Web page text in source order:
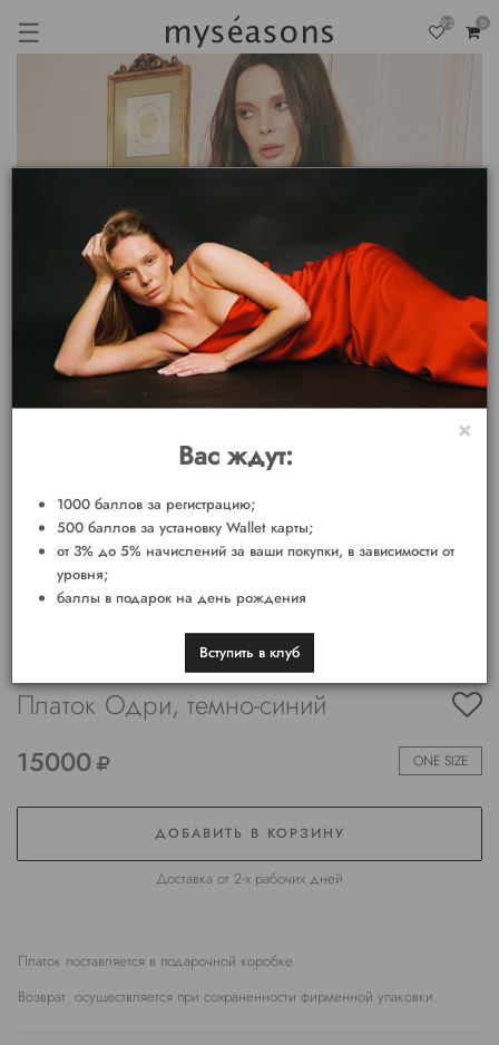
☰ 92 0
Платок Одри, темно-синий
15000 ONE SIZE
ДОБАВИТЬ В КОРЗИНУ
Доставка от 2-х рабочих дней
Платок поставляется в подарочной коробке.
Возврат осуществляется при сохраненности фирменной упаковки.
×
Вас ждут:
1000 баллов за регистрацию;
500 баллов за установку Wallet карты;
от 3% до 5% начислений за ваши покупки, в зависимости от
уровня;
баллы в подарок на день рождения
Вступить в клуб